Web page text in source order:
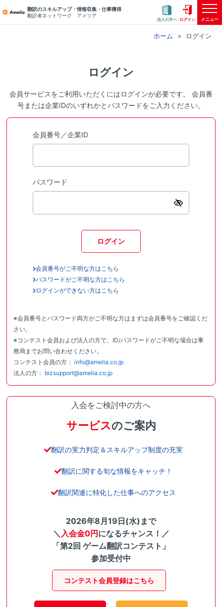
翻訳のスキルアップ・情報収集・仕事獲得
翻訳者ネットワーク アメリア
法人の方へ ログイン メニュー
ホーム ログイン
ログイン
会員サービスをご利用いただくにはログインが必要です。 会員番
号または企業IDのいずれかとパスワードをご入力ください。
会員番号／企業ID
パスワード
ログイン
会員番号がご不明な方はこちら
パスワードがご不明な方はこちら
ログインができない方はこちら
※会員番号とパスワード両方がご不明な方はまずは会員番号をご確認くだ
さい。
※コンテスト会員および法人の方で、ID/パスワードがご不明な場合は事
務局までお問い合わせください。
コンテスト会員の方： info@amelia.co.jp
法人の方： bizsupport@amelia.co.jp
入会をご検討中の方へ
サービスのご案内
翻訳の実力判定＆スキルアップ制度の充実
翻訳に関する旬な情報をキャッチ！
翻訳関連に特化した仕事へのアクセス
2026年8月19日(水)まで
＼ 入会金0円になるチャンス！／
「第2回 ゲーム翻訳コンテスト」
参加受付中
コンテスト会員登録はこちら